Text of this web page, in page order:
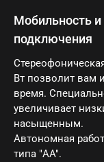
Мобильность
подключения
Вт позволит вам
время.
увеличивает
насыщенным.
Автономная
типа "AA".